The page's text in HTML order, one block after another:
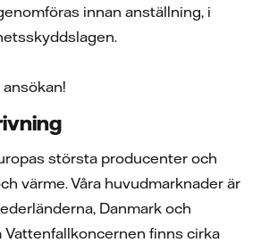
innan anställning, i
största producenter och
värme. Våra huvudmarknader är
Danmark och
finns cirka